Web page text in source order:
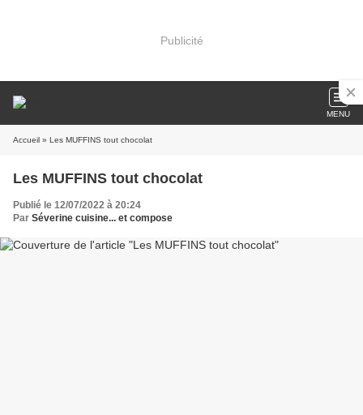
Publicité
MENU
Accueil » Les MUFFINS tout chocolat
Les MUFFINS tout chocolat
Publié le 12/07/2022 à 20:24
Par Séverine cuisine... et compose